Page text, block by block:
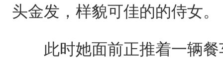
头金发，样貌可佳的的侍女。
此时她面前正推着一辆餐